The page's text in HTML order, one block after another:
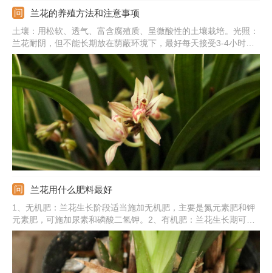
兰花的养殖方法和注意事项
土壤：用松软、透气、富含腐殖质、呈微酸性的土壤栽培。光照：
兰花耐阴，但不能长期放在荫蔽环境下，最好每天接受3-4小时的
散光。肥水：生长季勤浇水，保证土壤微湿，还要勤施薄肥，用稀
释的肥液即可。温度：提供15-25℃的环境，冬季需保温在10℃以
上。注意事项：养殖兰花期间需加强通风，否则易感染病虫害。
兰花用什么肥料最好
1、无机肥：兰花生长阶段适当施加无机肥，主要是氮元素肥和钾
元素肥，可施加尿素和磷酸二氢钾。2、有机肥：兰花生长期可施
加有机肥，主要是当做底肥使用，也可以当做追肥。3、水溶肥：
兰花还可以施加水溶肥，能促使根部充分吸收养分。4、专用肥：
可以使用兰花专用缓释肥，有效促进兰花根部的生长。